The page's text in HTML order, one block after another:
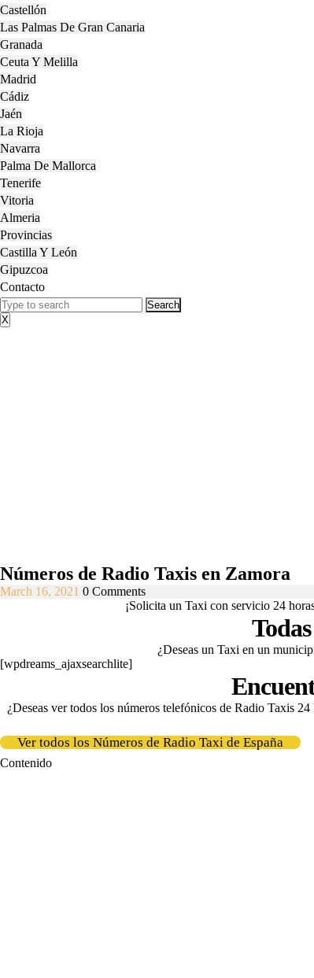
Castellón
Las Palmas De Gran Canaria
Granada
Ceuta Y Melilla
Madrid
Cádiz
Jaén
La Rioja
Navarra
Palma De Mallorca
Tenerife
Vitoria
Almeria
Provincias
Castilla Y León
Gipuzcoa
Contacto
Close
Menu
Search
for:
X
Números de Radio Taxis en Zamora
March 16, 2021 March
0 Comments
¡Solicita un Taxi con servicio 24
¿Deseas un Taxi en un
[wpdreams_ajaxsearchlite]
¿Deseas ver todos los números telefónicos de Radio Taxis
Ver todos los Números de Radio Taxi de España
Contenido